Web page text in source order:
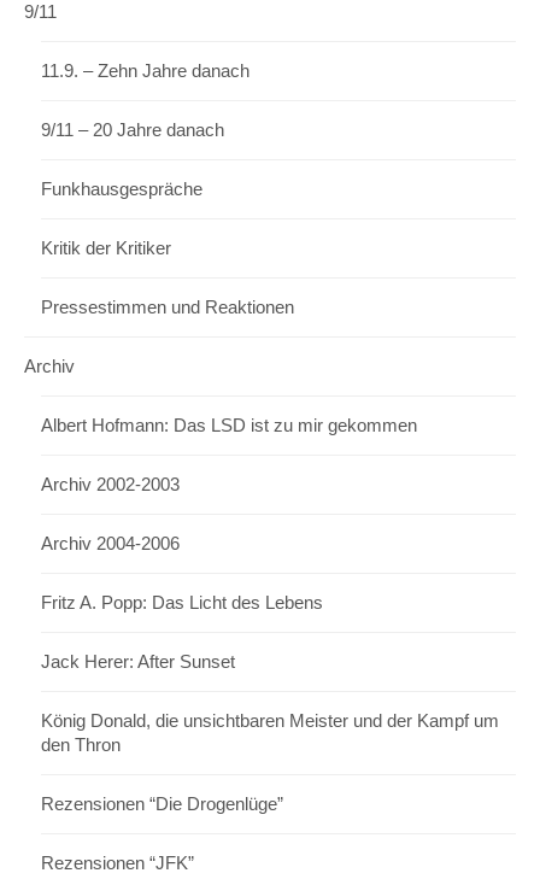
9/11
11.9. – Zehn Jahre danach
9/11 – 20 Jahre danach
Funkhausgespräche
Kritik der Kritiker
Pressestimmen und Reaktionen
Archiv
Albert Hofmann: Das LSD ist zu mir gekommen
Archiv 2002-2003
Archiv 2004-2006
Fritz A. Popp: Das Licht des Lebens
Jack Herer: After Sunset
König Donald, die unsichtbaren Meister und der Kampf um
den Thron
Rezensionen “Die Drogenlüge”
Rezensionen “JFK”